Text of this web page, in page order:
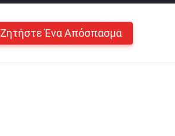
Ζητήστε Ένα Απόσπασμα